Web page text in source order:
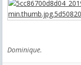
Dominique.